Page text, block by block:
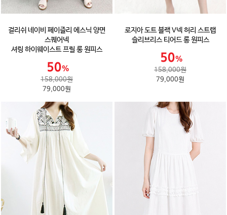
걸리쉬 네이비 페이즐리 에스닉 양면
스퀘어넥
셔링 하이웨이스트 프릴 롱 원피스
158,000원
79,000원
로지아 도트 블랙 V넥 허리 스트랩
슬리브리스 티어드 롱 원피스
158,000원
79,000원